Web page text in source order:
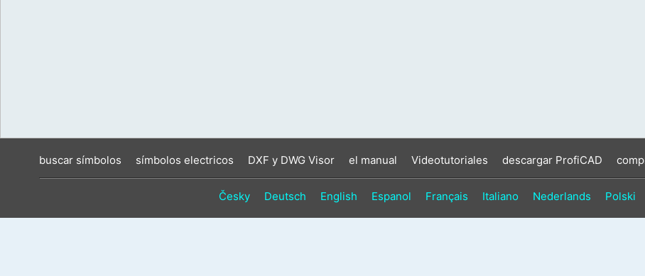
buscar símbolos símbolos electricos DXF y DWG Visor el manual Videotutoriales descargar ProfiCAD
Česky Deutsch English Espanol Français Italiano Nederlands Polski